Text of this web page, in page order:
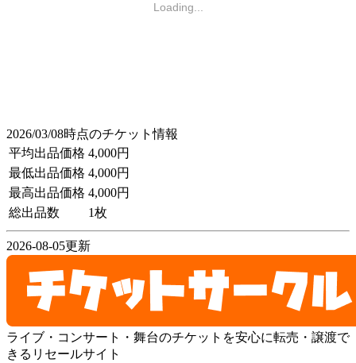
Loading...
2026/03/08時点のチケット情報
平均出品価格 4,000円
最低出品価格 4,000円
最高出品価格 4,000円
総出品数
1枚
2026-08-05更新
ライブ・コンサート・舞台のチケットを安心に転売・譲渡で
きるリセールサイト